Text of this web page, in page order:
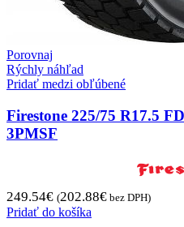
Porovnaj
Rýchly náhľad
Pridať medzi obľúbené
Firestone 225/75 R17.5
3PMSF
249.54€ (202.88€ bez DPH)
Pridať do košíka